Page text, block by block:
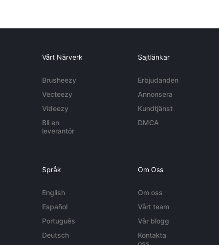
Vårt Närverk
Brusheezy
Vecteezy
Videezy
Bli en
leverantör
Sajtlänkar
Erbjudanden
Annonsera
Kundtjänst
DMCA
Språk
English
Español
Português
Deutsch
Om Oss
Om oss
Vårt team
Vår blogg
Kontakta
oss